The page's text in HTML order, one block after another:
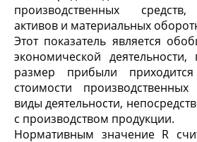
производственных
активов и материальных
Этот показатель является
экономической деятельности,
размер прибыли
стоимости
виды деятельности,
с производством продукции.
Нормативным значение R